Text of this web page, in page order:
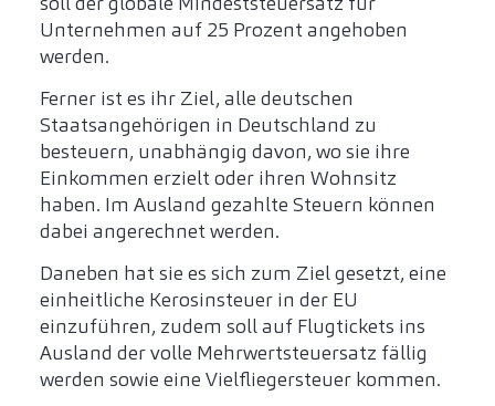
Unternehmen auf 25 Prozent angehoben
werden.
Ferner ist es ihr Ziel, alle deutschen
Staatsangehörigen in Deutschland zu
besteuern, unabhängig davon, wo sie ihre
Einkommen erzielt oder ihren Wohnsitz
haben. Im Ausland gezahlte Steuern können
dabei angerechnet werden.
Daneben hat sie es sich zum Ziel gesetzt, eine
einheitliche Kerosinsteuer in der EU
einzuführen, zudem soll auf Flugtickets ins
Ausland der volle Mehrwertsteuersatz fällig
werden sowie eine Vielfliegersteuer kommen.